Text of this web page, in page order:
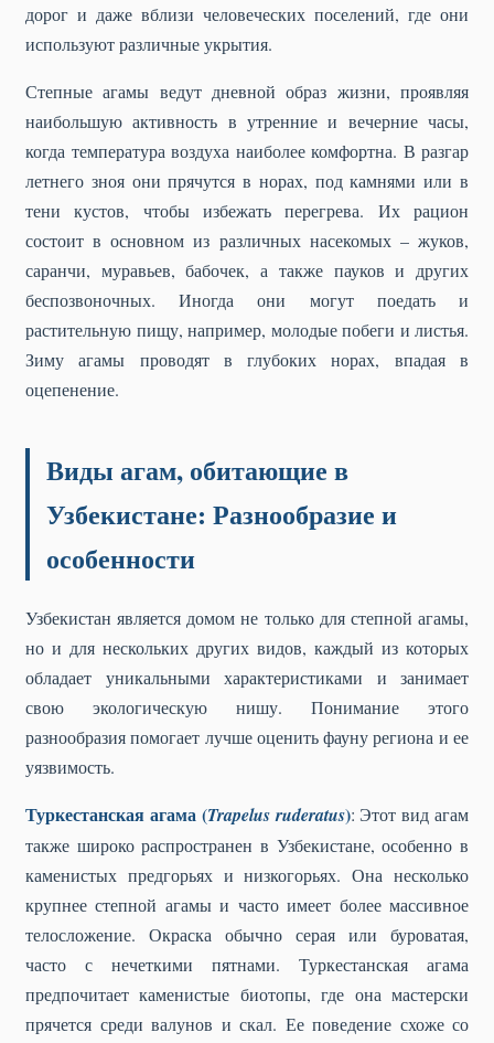
дорог и даже вблизи человеческих поселений, где они
используют различные укрытия.
Степные агамы ведут дневной образ жизни, проявляя
наибольшую активность в утренние и вечерние часы,
когда температура воздуха наиболее комфортна. В разгар
летнего зноя они прячутся в норах, под камнями или в
тени кустов, чтобы избежать перегрева. Их рацион
состоит в основном из различных насекомых – жуков,
саранчи, муравьев, бабочек, а также пауков и других
беспозвоночных. Иногда они могут поедать и
растительную пищу, например, молодые побеги и листья.
Зиму агамы проводят в глубоких норах, впадая в
оцепенение.
Виды агам, обитающие в
Узбекистане: Разнообразие и
особенности
Узбекистан является домом не только для степной агамы,
но и для нескольких других видов, каждый из которых
обладает уникальными характеристиками и занимает
свою экологическую нишу. Понимание этого
разнообразия помогает лучше оценить фауну региона и ее
уязвимость.
Туркестанская агама (Trapelus ruderatus): Этот вид агам
также широко распространен в Узбекистане, особенно в
каменистых предгорьях и низкогорьях. Она несколько
крупнее степной агамы и часто имеет более массивное
телосложение. Окраска обычно серая или буроватая,
часто с нечеткими пятнами. Туркестанская агама
предпочитает каменистые биотопы, где она мастерски
прячется среди валунов и скал. Ее поведение схоже со